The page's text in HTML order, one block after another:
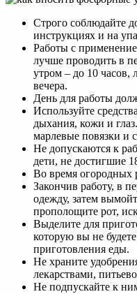
Строго соблюдайте
инструкциях и на
Работы с
лучше проводить в
утром – до 10 часов,
вечера.
День для работы
Используйте
дыхания, кожи и
марлевые повязки и
Не допускаются к
дети, не достигшие
Во время огородных
Закончив работу, в
одежду, затем
прополощите рот,
Выделите для
которую вы не
приготовления еды.
Не храните
лекарствами,
Не подпускайте к